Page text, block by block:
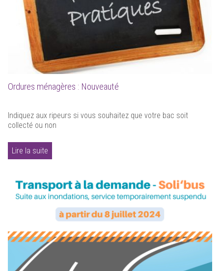
Ordures ménagères : Nouveauté
Indiquez aux ripeurs si vous souhaitez que votre bac soit
collecté ou non
Lire la suite